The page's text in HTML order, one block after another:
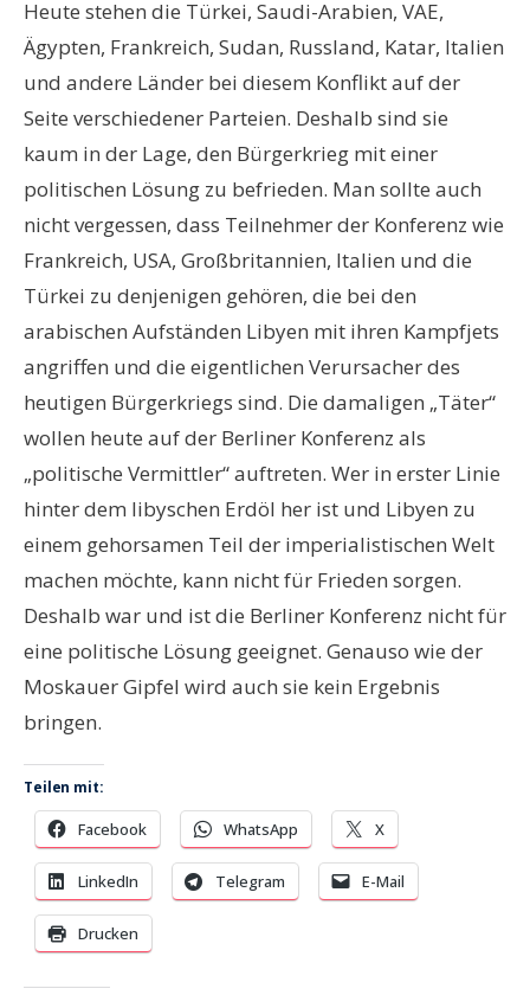
Heute stehen die Türkei, Saudi-Arabien, VAE,
Ägypten, Frankreich, Sudan, Russland, Katar, Italien
und andere Länder bei diesem Konflikt auf der
Seite verschiedener Parteien. Deshalb sind sie
kaum in der Lage, den Bürgerkrieg mit einer
politischen Lösung zu befrieden. Man sollte auch
nicht vergessen, dass Teilnehmer der Konferenz wie
Frankreich, USA, Großbritannien, Italien und die
Türkei zu denjenigen gehören, die bei den
arabischen Aufständen Libyen mit ihren Kampfjets
angriffen und die eigentlichen Verursacher des
heutigen Bürgerkriegs sind. Die damaligen „Täter“
wollen heute auf der Berliner Konferenz als
„politische Vermittler“ auftreten. Wer in erster Linie
hinter dem libyschen Erdöl her ist und Libyen zu
einem gehorsamen Teil der imperialistischen Welt
machen möchte, kann nicht für Frieden sorgen.
Deshalb war und ist die Berliner Konferenz nicht für
eine politische Lösung geeignet. Genauso wie der
Moskauer Gipfel wird auch sie kein Ergebnis
bringen.
Teilen mit:
Facebook WhatsApp X
LinkedIn Telegram E-Mail
Drucken